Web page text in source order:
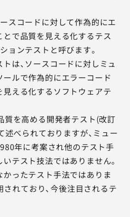
スコードに対して作為的にエ
で品質を見える化するテス
ョンテストと呼びます。
は、ソースコードに対しミュ
ルで作為的にエラーコード
える化するソフトウェアテ
質を高める開発者テスト(改訂
べられておりますが、ミュー
年に考案され他のテスト手
テスト技法ではありません。
ったテスト手法ではありま
れており、今後注目されるテ